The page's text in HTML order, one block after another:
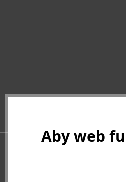
Dermacol (206)
Dr. Althea (6)
Ducray (8)
EcoTools (12)
Aby web